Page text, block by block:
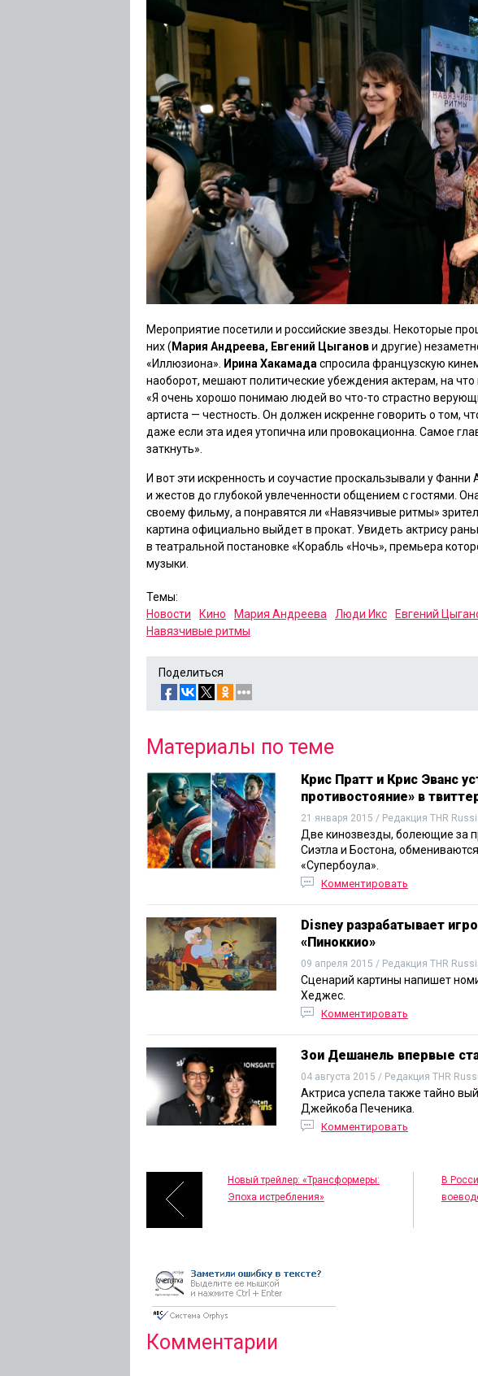
Мероприятие посетили и российские звезды. Некоторые
них ( Мария Андреева, Евгений Цыганови другие)
«Иллюзиона».
Ирина Хакамада спросила французскую
наоборот, мешают политические убеждения актерам, на
«Я очень хорошо понимаю людей во что-то страстно
артиста — честность. Он должен искренне говорить о том,
даже если эта идея утопична или провокационна. Самое
заткнуть».
И вот эти искренность и соучастие проскальзывали у
и жестов до глубокой увлеченности общением с гостями.
своему фильму, а понравятся ли «Навязчивые ритмы»
картина официально выйдет в прокат. Увидеть актрису
в театральной постановке «Корабль «Ночь», премьера
музыки.
Темы:
Новости
Кино Мария Андреева Люди Икс Евгений
Навязчивые ритмы
Поделиться
Материалы по теме
Крис Пратт и Крис Эванс
противостояние» в
21 января 2015 / Редакция THR
Две кинозвезды, болеющие за
Сиэтла и Бостона,
«Супербоула».
Комментировать
Disney разрабатывает
«Пиноккио»
09 апреля 2015 / Редакция THR
Сценарий картины напишет
Хеджес.
Комментировать
Зои Дешанель впервые
04 августа 2015 / Редакция THR
Актриса успела также тайно
Джейкоба Печеника.
Комментировать
Новый трейлер: «Трансформеры:
Эпоха истребления»
В
Комментарии